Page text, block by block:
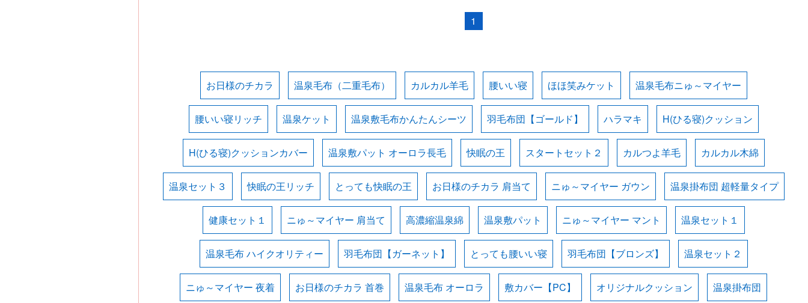
1
お日様のチカラ 温泉毛布（二重毛布） カルカル羊毛 腰いい寝 ほほ笑みケット 温泉毛布ニゅ～マイヤー
腰いい寝リッチ 温泉ケット 温泉敷毛布かんたんシーツ 羽毛布団【ゴールド】 ハラマキ H(ひる寝)クッション
H(ひる寝)クッションカバー 温泉敷パット オーロラ長毛 快眠の王 スタートセット２ カルつよ羊毛 カルカル木綿
温泉セット３ 快眠の王リッチ とっても快眠の王 お日様のチカラ 肩当て ニゅ～マイヤー ガウン 温泉掛布団 超軽量タイプ
健康セット１ ニゅ～マイヤー 肩当て 高濃縮温泉綿 温泉敷パット ニゅ～マイヤー マント 温泉セット１
温泉毛布 ハイクオリティー 羽毛布団【ガーネット】 とっても腰いい寝 羽毛布団【ブロンズ】 温泉セット２
ニゅ～マイヤー 夜着 お日様のチカラ 首巻 温泉毛布 オーロラ 敷カバー【PC】 オリジナルクッション 温泉掛布団